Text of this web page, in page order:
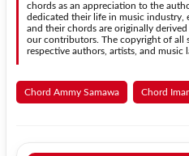
chords as an appreciation to the
dedicated their life in music industry,
and their chords are originally
our contributors. The copyright of all
respective authors, artists, and music
Chord Ammy Samawa Chord